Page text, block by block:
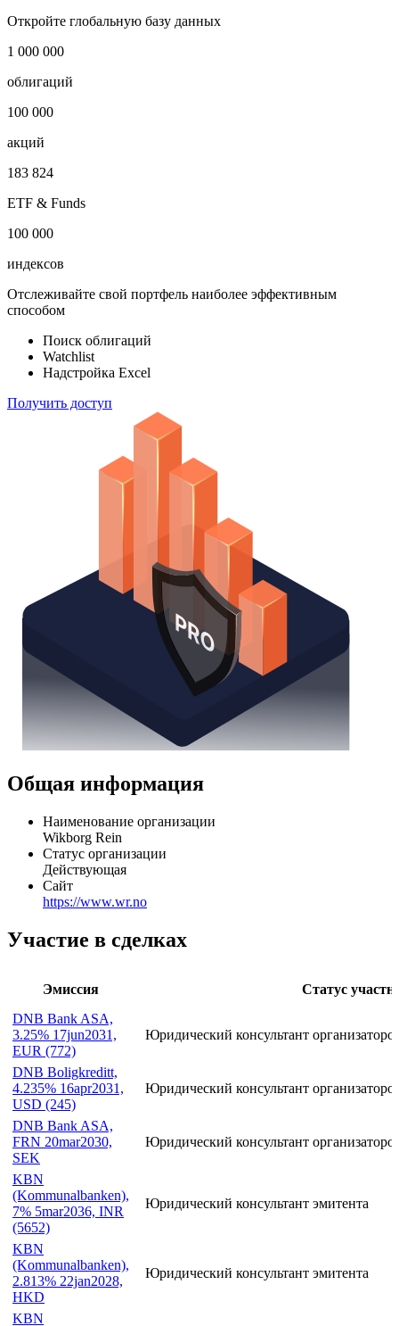
Откройте глобальную базу данных
1 000 000
облигаций
100 000
акций
183 824
ETF & Funds
100 000
индексов
Отслеживайте свой портфель наиболее эффективным
способом
Поиск облигаций
Watchlist
Надстройка Excel
Получить доступ
Общая информация
Наименование организации
Wikborg Rein
Статус организации
Действующая
Сайт
https://www.wr.no
Участие в сделках
Эмиссия
Статус
DNB Bank ASA,
3.25% 17jun2031,
EUR (772)
Юридический консультант
DNB Boligkreditt,
4.235% 16apr2031,
USD (245)
Юридический консультант
DNB Bank ASA,
FRN 20mar2030,
SEK
Юридический консультант
KBN
(Kommunalbanken),
7% 5mar2036, INR
(5652)
Юридический консультант эмитента
KBN
(Kommunalbanken),
2.813% 22jan2028,
HKD
Юридический консультант эмитента
KBN